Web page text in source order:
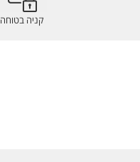
קניה בטוחה